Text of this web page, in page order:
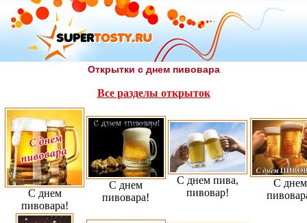
Открытки с днем пивовара
Все разделы открыток
С днем
пивовара!
С днем
пивовара!
С днем пива,
пивовар!
С днем